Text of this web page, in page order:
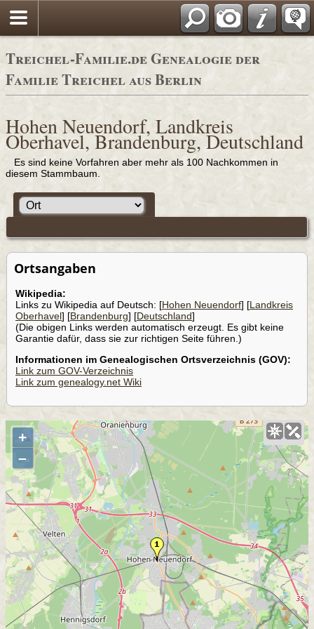
Adressbücher
Treichel-Familie.de Genealogie der
Familie Treichel aus Berlin
Hohen Neuendorf, Landkreis
Oberhavel, Brandenburg, Deutschland
Es sind keine Vorfahren aber mehr als 100 Nachkommen in
diesem Stammbaum.
Ortsangaben
Wikipedia:
Links zu Wikipedia auf Deutsch: [Hohen Neuendorf] [Landkreis
Oberhavel] [Brandenburg] [Deutschland]
(Die obigen Links werden automatisch erzeugt. Es gibt keine
Garantie dafür, dass sie zur richtigen Seite führen.)
Informationen im Genealogischen Ortsverzeichnis (GOV):
Link zum GOV-Verzeichnis
Link zum genealogy.net Wiki
+
–